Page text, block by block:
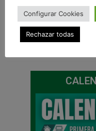
ANTERIOR
Configurar Cookies
Rechazar todas